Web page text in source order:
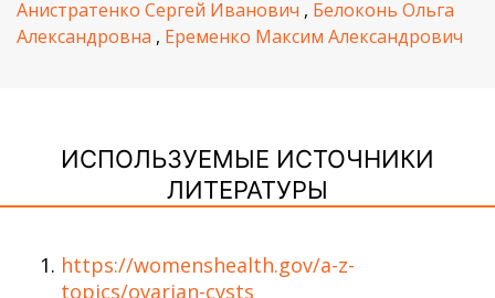
Анистратенко Сергей Иванович , Белоконь Ольга
Александровна , Еременко Максим Александрович
ИСПОЛЬЗУЕМЫЕ ИСТОЧНИКИ
ЛИТЕРАТУРЫ
https://womenshealth.gov/a-z-
topics/ovarian-cysts